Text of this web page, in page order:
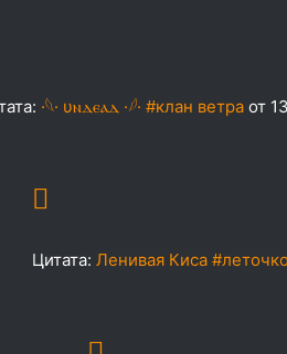
·𓆩· υⲛⲇⲉⲁⲇ ·𓆪· #клан ветра от
Цитата: Ленивая Киса